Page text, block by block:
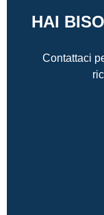
HAI
Contattaci